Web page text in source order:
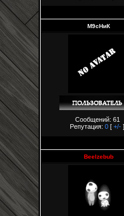
М9сНиК
Сообщений: 61
Репутация: 0 [ +/- ]
Beelzebub